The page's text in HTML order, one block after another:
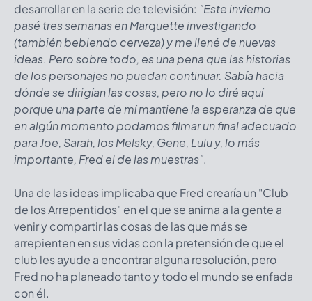
desarrollar en la serie de televisión: "Este invierno
pasé tres semanas en Marquette investigando
(también bebiendo cerveza) y me llené de nuevas
ideas. Pero sobre todo, es una pena que las historias
de los personajes no puedan continuar. Sabía hacia
dónde se dirigían las cosas, pero no lo diré aquí
porque una parte de mí mantiene la esperanza de que
en algún momento podamos filmar un final adecuado
para Joe, Sarah, los Melsky, Gene, Lulu y, lo más
importante, Fred el de las muestras".
Una de las ideas implicaba que Fred crearía un "Club
de los Arrepentidos" en el que se anima a la gente a
venir y compartir las cosas de las que más se
arrepienten en sus vidas con la pretensión de que el
club les ayude a encontrar alguna resolución, pero
Fred no ha planeado tanto y todo el mundo se enfada
con él.